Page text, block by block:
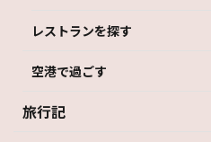
レストランを探す
空港で過ごす
旅行記